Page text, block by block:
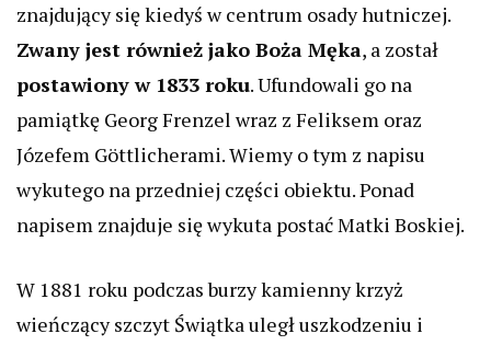
znajdujący się kiedyś w centrum osady hutniczej.
Zwany jest również jako Boża Męka, a został
postawiony w 1833 roku. Ufundowali go na
pamiątkę Georg Frenzel wraz z Feliksem oraz
Józefem Göttlicherami. Wiemy o tym z napisu
wykutego na przedniej części obiektu. Ponad
napisem znajduje się wykuta postać Matki Boskiej.
W 1881 roku podczas burzy kamienny krzyż
wieńczący szczyt Świątka uległ uszkodzeniu i